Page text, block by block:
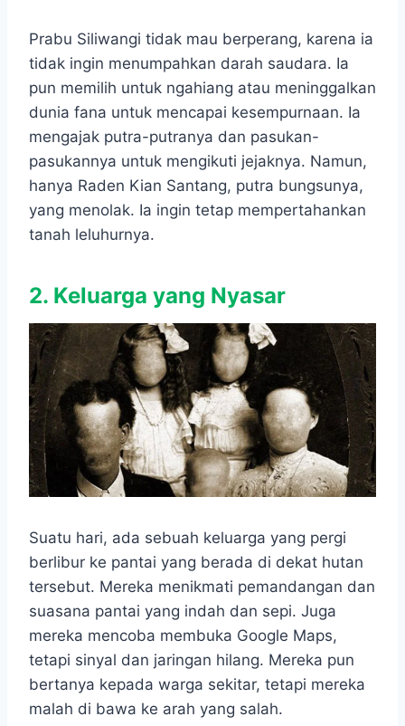
Prabu Siliwangi tidak mau berperang, karena ia
tidak ingin menumpahkan darah saudara. Ia
pun memilih untuk ngahiang atau meninggalkan
dunia fana untuk mencapai kesempurnaan. Ia
mengajak putra-putranya dan pasukan-
pasukannya untuk mengikuti jejaknya. Namun,
hanya Raden Kian Santang, putra bungsunya,
yang menolak. Ia ingin tetap mempertahankan
tanah leluhurnya.
2. Keluarga yang Nyasar
Suatu hari, ada sebuah keluarga yang pergi
berlibur ke pantai yang berada di dekat hutan
tersebut. Mereka menikmati pemandangan dan
suasana pantai yang indah dan sepi. Juga
mereka mencoba membuka Google Maps,
tetapi sinyal dan jaringan hilang. Mereka pun
bertanya kepada warga sekitar, tetapi mereka
malah di bawa ke arah yang salah.